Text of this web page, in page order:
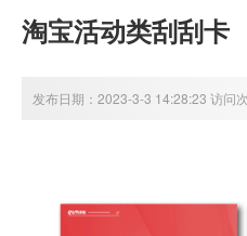
淘宝活动类刮刮卡
发布日期：2023-3-3 14:28:23 访问